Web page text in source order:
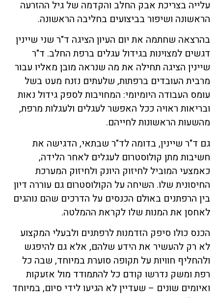
עלייה בצריכת אבק החלב והקדמה של גיל ההזרעה
הראשונה ושיפור בביצועים בחליבה הראשונה.
בהרצאה שחתמה את יום העיון הציגה ד"ר שני שיינין
דגשים למצוינות בגידול עגלים ברפת החלב. ד"ר
שיינין הציגה תחילה את מה שנראה מובן מאליו עבור
מרבית העובדים ברפתות, שלעתים נזנח מעט בשל
עומס העבודה היומיומי: המחויבות לספק גידול נאות
ובריאות ראויה ככל האפשר לעגלים ולעגלות מרפת,
מהשעות הראשונות לחייהם.
גם ד"ר שיינין, בדומה לד"ר שבתאי, הדגישה את
חשיבות מתן קולוסטרום לעגלים לאחר הלידה,
כאמצעי המוביל לחיזוק היונק ולחיזוק המערכת
החיסונית שלו. השיחה על הקולוסטרום גם עוררה דיון
בין הרפתנים באולם הכנסים על הדרכים שהם נוהגים
לאחסן את המנות שלו לקראת ההמלטה.
הכנס כולו סיפק הזדמנות לרפתנים ולבעלי המקצוע
לא רק להעשיר את הידע שלהם, אלא גם להיפגש
ולהחליף חוויות על תקופה סוערת במיוחד, שבה כל
רפת ומשק נדרשו קודם כל להתמודד מול אזעקות
ואיומים שונים – שעדיין לא הגיעו לידי סיום, במיוחד